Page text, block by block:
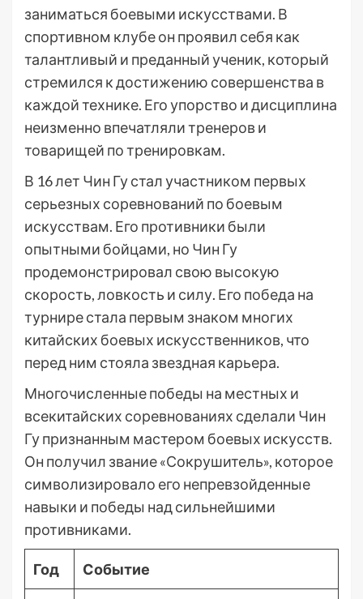
заниматься боевыми искусствами. В
спортивном клубе он проявил себя как
талантливый и преданный ученик, который
стремился к достижению совершенства в
каждой технике. Его упорство и дисциплина
неизменно впечатляли тренеров и
товарищей по тренировкам.
В 16 лет Чин Гу стал участником первых
серьезных соревнований по боевым
искусствам. Его противники были
опытными бойцами, но Чин Гу
продемонстрировал свою высокую
скорость, ловкость и силу. Его победа на
турнире стала первым знаком многих
китайских боевых искусственников, что
перед ним стояла звездная карьера.
Многочисленные победы на местных и
всекитайских соревнованиях сделали Чин
Гу признанным мастером боевых искусств.
Он получил звание «Сокрушитель», которое
символизировало его непревзойденные
навыки и победы над сильнейшими
противниками.
Год Событие